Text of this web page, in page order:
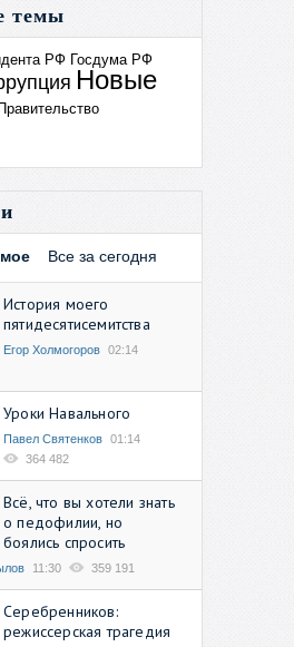
темы
РФ Госдума РФ
Новые
Все за сегодня
История моего
пятидесятисемитства
Егор Холмогоров 02:14
Уроки Навального
Павел Святенков 01:14
364 482
Всё, что вы хотели знать
о педофилии, но
боялись спросить
11:30 359 191
Серебренников:
режиссерская трагедия